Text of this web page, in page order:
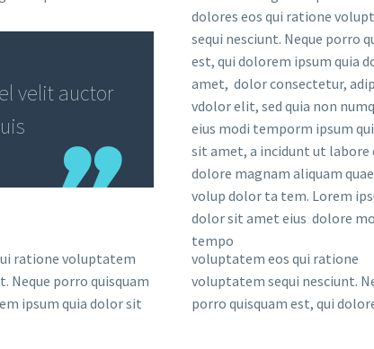
velit auctor
dolores eos qui ratione
sequi nesciunt. Neque porro
est, qui dolorem ipsum quia
amet, dolor consectetur,
vdolor elit, sed quia non
eius modi temporm ipsum
sit amet, a incidunt ut labore
dolore magnam aliquam
volup dolor ta tem. Lorem
dolor sit amet eius dolore
tempo
ratione voluptatem
Neque porro quisquam
ipsum quia dolor sit
voluptatem eos qui ratione
voluptatem sequi nesciunt.
porro quisquam est, qui